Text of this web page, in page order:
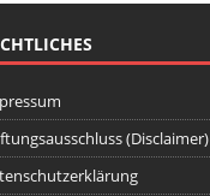
(Disclaimer)